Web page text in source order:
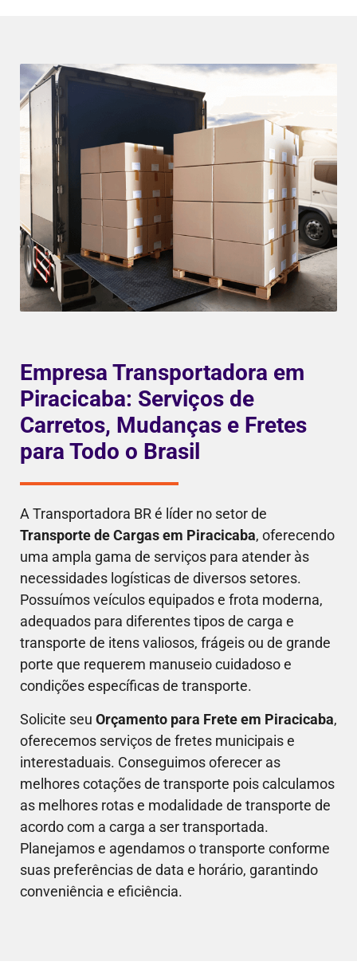
Empresa Transportadora em
Piracicaba: Serviços de
Carretos, Mudanças e Fretes
para Todo o Brasil
A Transportadora BR é líder no setor de
Transporte de Cargas em Piracicaba, oferecendo
uma ampla gama de serviços para atender às
necessidades logísticas de diversos setores.
Possuímos veículos equipados e frota moderna,
adequados para diferentes tipos de carga e
transporte de itens valiosos, frágeis ou de grande
porte que requerem manuseio cuidadoso e
condições específicas de transporte.
Solicite seu Orçamento para Frete em Piracicaba,
oferecemos serviços de fretes municipais e
interestaduais. Conseguimos oferecer as
melhores cotações de transporte pois calculamos
as melhores rotas e modalidade de transporte de
acordo com a carga a ser transportada.
Planejamos e agendamos o transporte conforme
suas preferências de data e horário, garantindo
conveniência e eficiência.